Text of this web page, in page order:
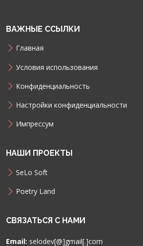
ВАЖНЫЕ ССЫЛКИ
Главная
Условия использования
Конфиденциальность
Настройки конфиденциальности
Импрессум
НАШИ ПРОЕКТЫ
SeLo Soft
Poetry Land
СВЯЗАТЬСЯ С НАМИ
Email: selodev[@]gmail[.]com